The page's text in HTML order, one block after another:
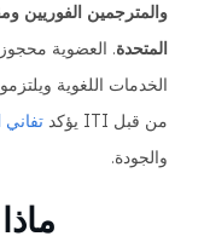
والمترجمين الفوريين
المتحدة. العضوية
الخدمات اللغوية
من قبل ITI يؤكد
تفاني MotaWord في الدقة
والجودة.